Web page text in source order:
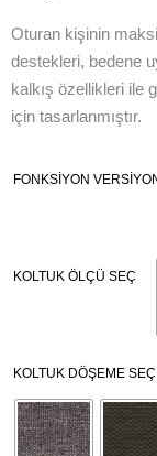
Oturan kişinin
destekleri, bedene
kalkış özellikleri ile
için tasarlanmıştır.
FONKSIYON
KOLTUK ÖLÇÜ SEÇ
KOLTUK DÖŞEME SEÇ